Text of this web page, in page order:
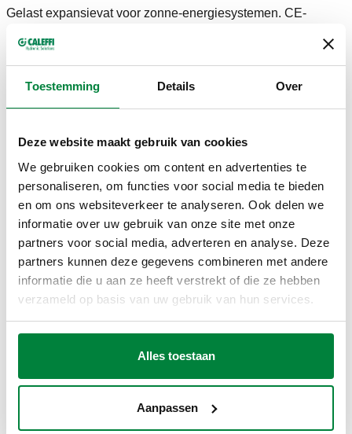
Toestemming Details Over
Deze website maakt gebruik van cookies
We gebruiken cookies om content en advertenties te
personaliseren, om functies voor social media te bieden
en om ons websiteverkeer te analyseren. Ook delen we
informatie over uw gebruik van onze site met onze
partners voor social media, adverteren en analyse. Deze
partners kunnen deze gegevens combineren met andere
informatie die u aan ze heeft verstrekt of die ze hebben
verzameld op basis van uw gebruik van hun services.
Alles toestaan
Aanpassen
Gelast expansievat voor zonne-energiesystemen. CE-
Balgmembraan.
Conform de norm EN 13831.
Maximaal percentage glycol:50 %
Medium:water, glycoloplossingen
Temperatuurbereik membraan:-10–70 °C
Bereik werkingstemperatuur systeem:-10–120 °C
Maximale bedrijfsdruk:10 bar
CERTIFICERINGEN
TEKENINGEN EN SPECIFICATIES